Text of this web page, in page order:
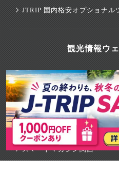
JTRIP 国内格安オプショナル
観光情報ウ
スマートマガジン沖縄
スマートマガジン北海道
スマートマガジン東京
スマートマガジン関西